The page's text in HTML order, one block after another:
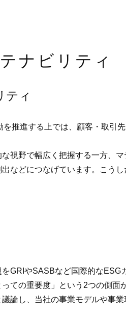
ナビリティ
ティ
推進する上では、顧客・取引
視野で幅広く把握する一方、
などにつなげています。こう
GRIやSASBなど国際的な
ての重要度」という2つの側
論し、当社の事業モデルや事